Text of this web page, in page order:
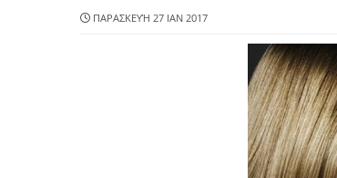
ΠΑΡΑΣΚΕΥΉ 27 ΙΑΝ 2017